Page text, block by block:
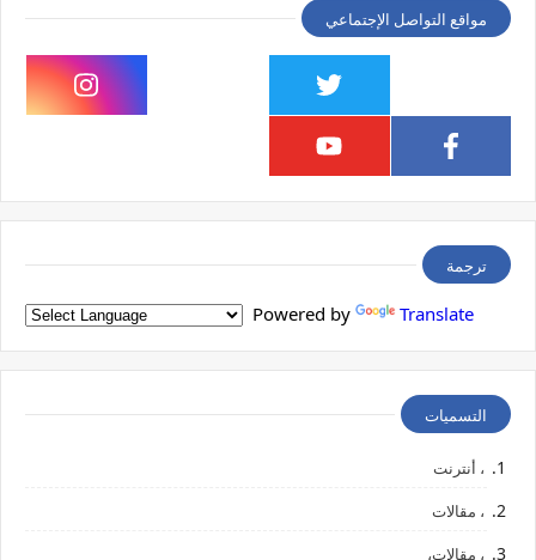
مواقع التواصل الإجتماعي
ترجمة
Powered by Translate
التسميات
، أنترنت
، مقالات
، مقالات،